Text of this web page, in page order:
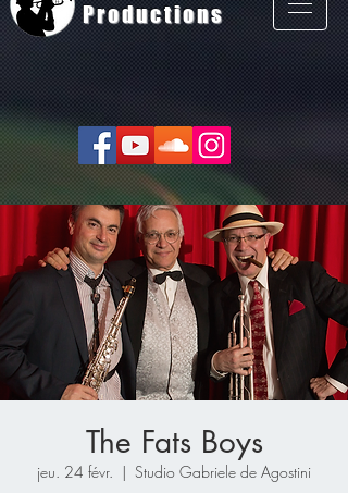
Productions
The Fats Boys
jeu. 24 févr.
  |
Studio Gabriele de Agostini